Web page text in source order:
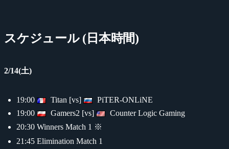
スケジュール (日本時間)
2/14(土)
19:00 Titan [vs]
PiTER-ONLiNE
19:00
Gamers2 [vs]
Counter Logic Gaming
20:30 Winners Match 1 ※
21:45 Elimination Match 1